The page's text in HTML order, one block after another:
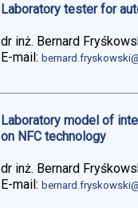
Laboratory tester for
dr inż. Bernard
E-mail:
Laboratory model of
on NFC technology
dr inż. Bernard
E-mail: